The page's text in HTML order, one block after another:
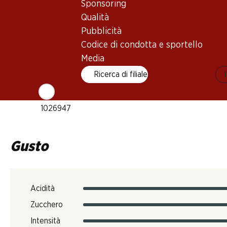
Sponsoring
Qualità
Pubblicità
Codice di condotta e sportello
Media
Ricerca di filiale
Temperatura di beva
Impronta di CO2
N. Art.
1026947
Gusto
Acidità
Zucchero
Intensità